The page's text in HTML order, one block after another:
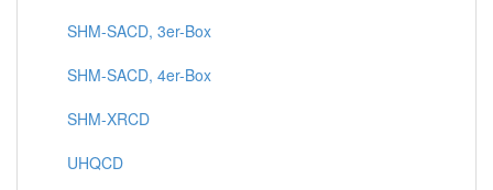
SHM-SACD, 3er-Box
SHM-SACD, 4er-Box
SHM-XRCD
UHQCD